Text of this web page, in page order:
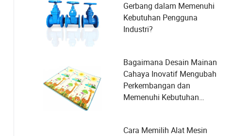
Gerbang dalam Memenuhi
Kebutuhan Pengguna
Industri?
Bagaimana Desain Mainan
Cahaya Inovatif Mengubah
Perkembangan dan
Memenuhi Kebutuhan
Cara Memilih Alat Mesin